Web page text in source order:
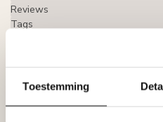
Toestemming
Reviews
Tags
Gerelateerde producten
HOMESTAR